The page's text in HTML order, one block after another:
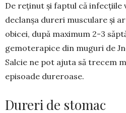
De reținut și faptul că infecțiile
declanșa dureri musculare și
obicei, du­pă maximum 2-3
gemotera­pice din muguri de
Salcie ne pot ajuta să tre­cem
episoade dureroase.
Dureri de stomac